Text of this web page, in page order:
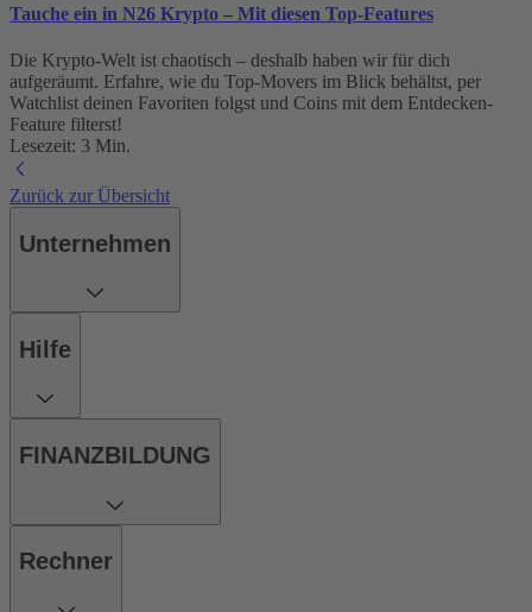
Tauche ein in N26 Krypto – Mit diesen Top-Features
Die Krypto-Welt ist chaotisch – deshalb haben wir für dich
aufgeräumt. Erfahre, wie du Top-Movers im Blick behältst, per
Watchlist deinen Favoriten folgst und Coins mit dem Entdecken-
Feature filterst!
Lesezeit: 3 Min.
Zurück zur Übersicht
Unternehmen
Hilfe
FINANZBILDUNG
Rechner